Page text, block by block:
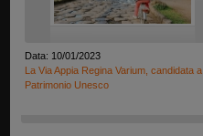
Data: 10/01/2023
La Via Appia Regina Varium, candidata a
Patrimonio Unesco